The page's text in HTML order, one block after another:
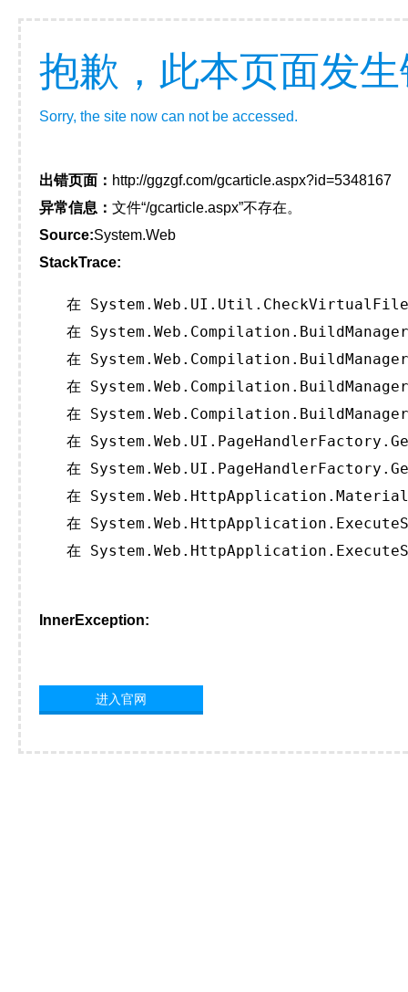
抱歉，此本页面发
Sorry, the site now can not be accessed.
出错页面： http://ggzgf.com/gcarticle.aspx?id=5348167
异常信息： 文件“/gcarticle.aspx”不存在。
Source:System.Web
StackTrace:
在
在
在
在
在
在
在
在
在
在
InnerException:
进入官网